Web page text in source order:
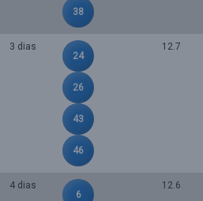
38
3 dias
24
26
43
46
12.7
4 dias
6
12.6